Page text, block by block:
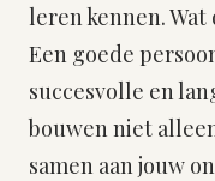
leren kennen.
Een goede
succesvolle en
bouwen niet
samen aan jouw